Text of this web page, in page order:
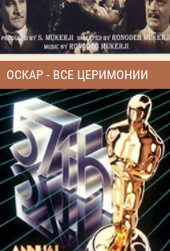
ОСКАР - ВСЕ ЦЕРИМОНИИ